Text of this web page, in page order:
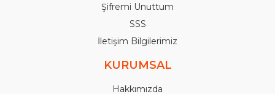
Şifremi Unuttum
SSS
İletişim Bilgilerimiz
KURUMSAL
Hakkımızda